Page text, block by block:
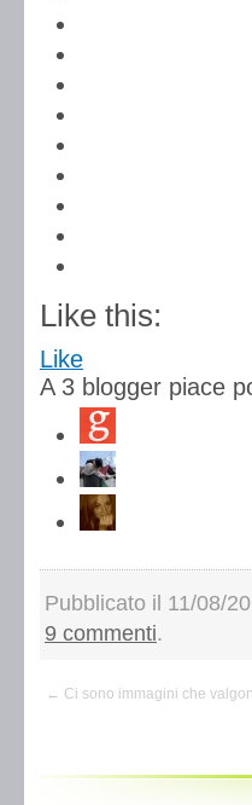
Like this:
Like
A 3 blogger piace
Pubblicato il 11/08/
9 commenti.
← Ci sono immagini che